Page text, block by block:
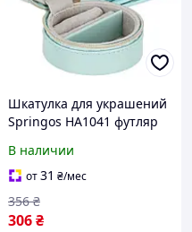
Шкатулка для украшений
Springos HA1041 футляр
В наличии
от31 ₴/мес
306₴
356 ₴